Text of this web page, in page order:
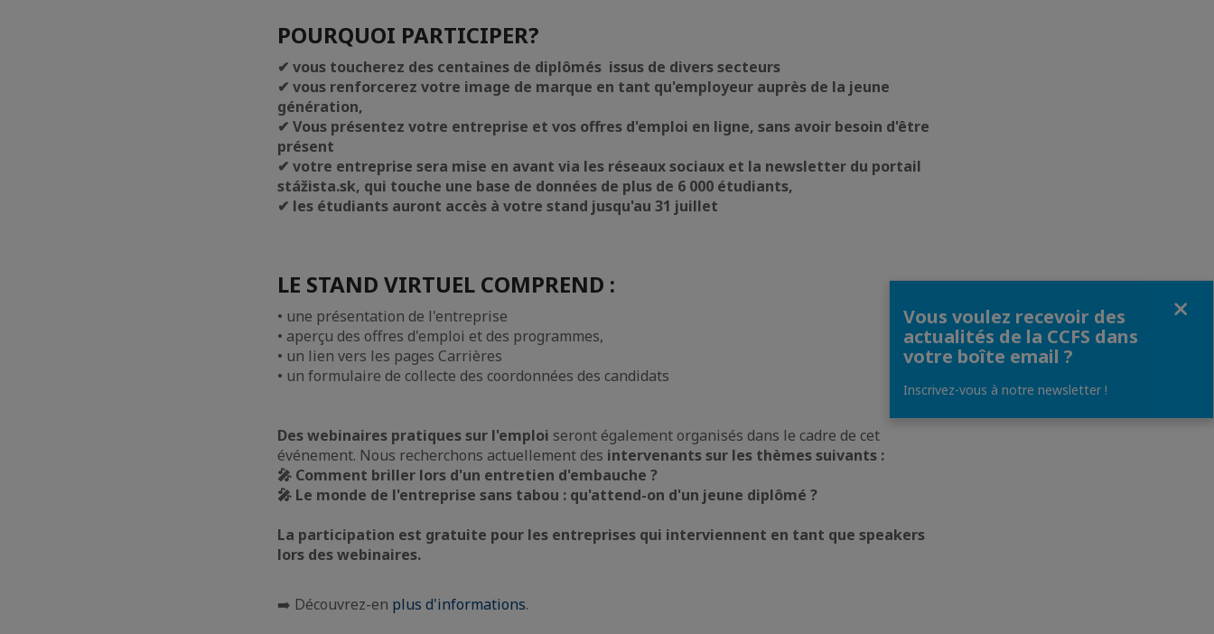
POURQUOI PARTICIPER?
✔ vous toucherez des centaines de diplômés issus de divers secteurs
✔ vous renforcerez votre image de marque en tant qu'employeur auprès de la jeune
génération,
✔ Vous présentez votre entreprise et vos offres d'emploi en ligne, sans avoir besoin d'être
présent
✔ votre entreprise sera mise en avant via les réseaux sociaux et la newsletter du portail
stážista.sk, qui touche une base de données de plus de 6 000 étudiants,
✔ les étudiants auront accès à votre stand jusqu'au 31 juillet
LE STAND VIRTUEL COMPREND :
• une présentation de l'entreprise
• aperçu des offres d'emploi et des programmes,
• un lien vers les pages Carrières
• un formulaire de collecte des coordonnées des candidats
Des webinaires pratiques sur l'emploi seront également organisés dans le cadre de cet
événement. Nous recherchons actuellement des intervenants sur les thèmes suivants :
🎤 Comment briller lors d'un entretien d'embauche ?
🎤 Le monde de l'entreprise sans tabou : qu'attend-on d'un jeune diplômé ?
La participation est gratuite pour les entreprises qui interviennent en tant que speakers
lors des webinaires.
➡️ Découvrez-en plus d'informations.
Vous voulez recevoir des
actualités de la CCFS dans
votre boîte email ?
Inscrivez-vous à notre newsletter !